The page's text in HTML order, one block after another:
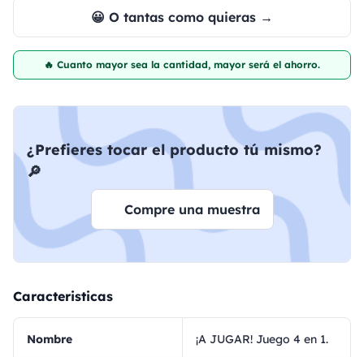
😀 O tantas como quieras →
🔥 Cuanto mayor sea la cantidad, mayor será el ahorro.
¿Prefieres tocar el producto tú mismo?
🔎
Compre una muestra
Caracteristicas
Nombre ¡A JUGAR! Juego 4 en 1.